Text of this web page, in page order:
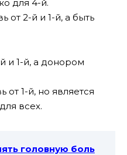
для 4-й.
от 2-й и 1-й, а быть
и 1-й, а донором
1-й, но является
всех.
головную боль